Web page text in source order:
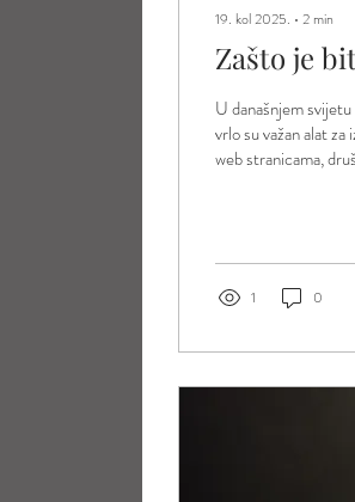
19. kol 2025. ∙ 2 min
Zašto je
U današnjem
vrlo su važan alat
web stranicama,
1 0